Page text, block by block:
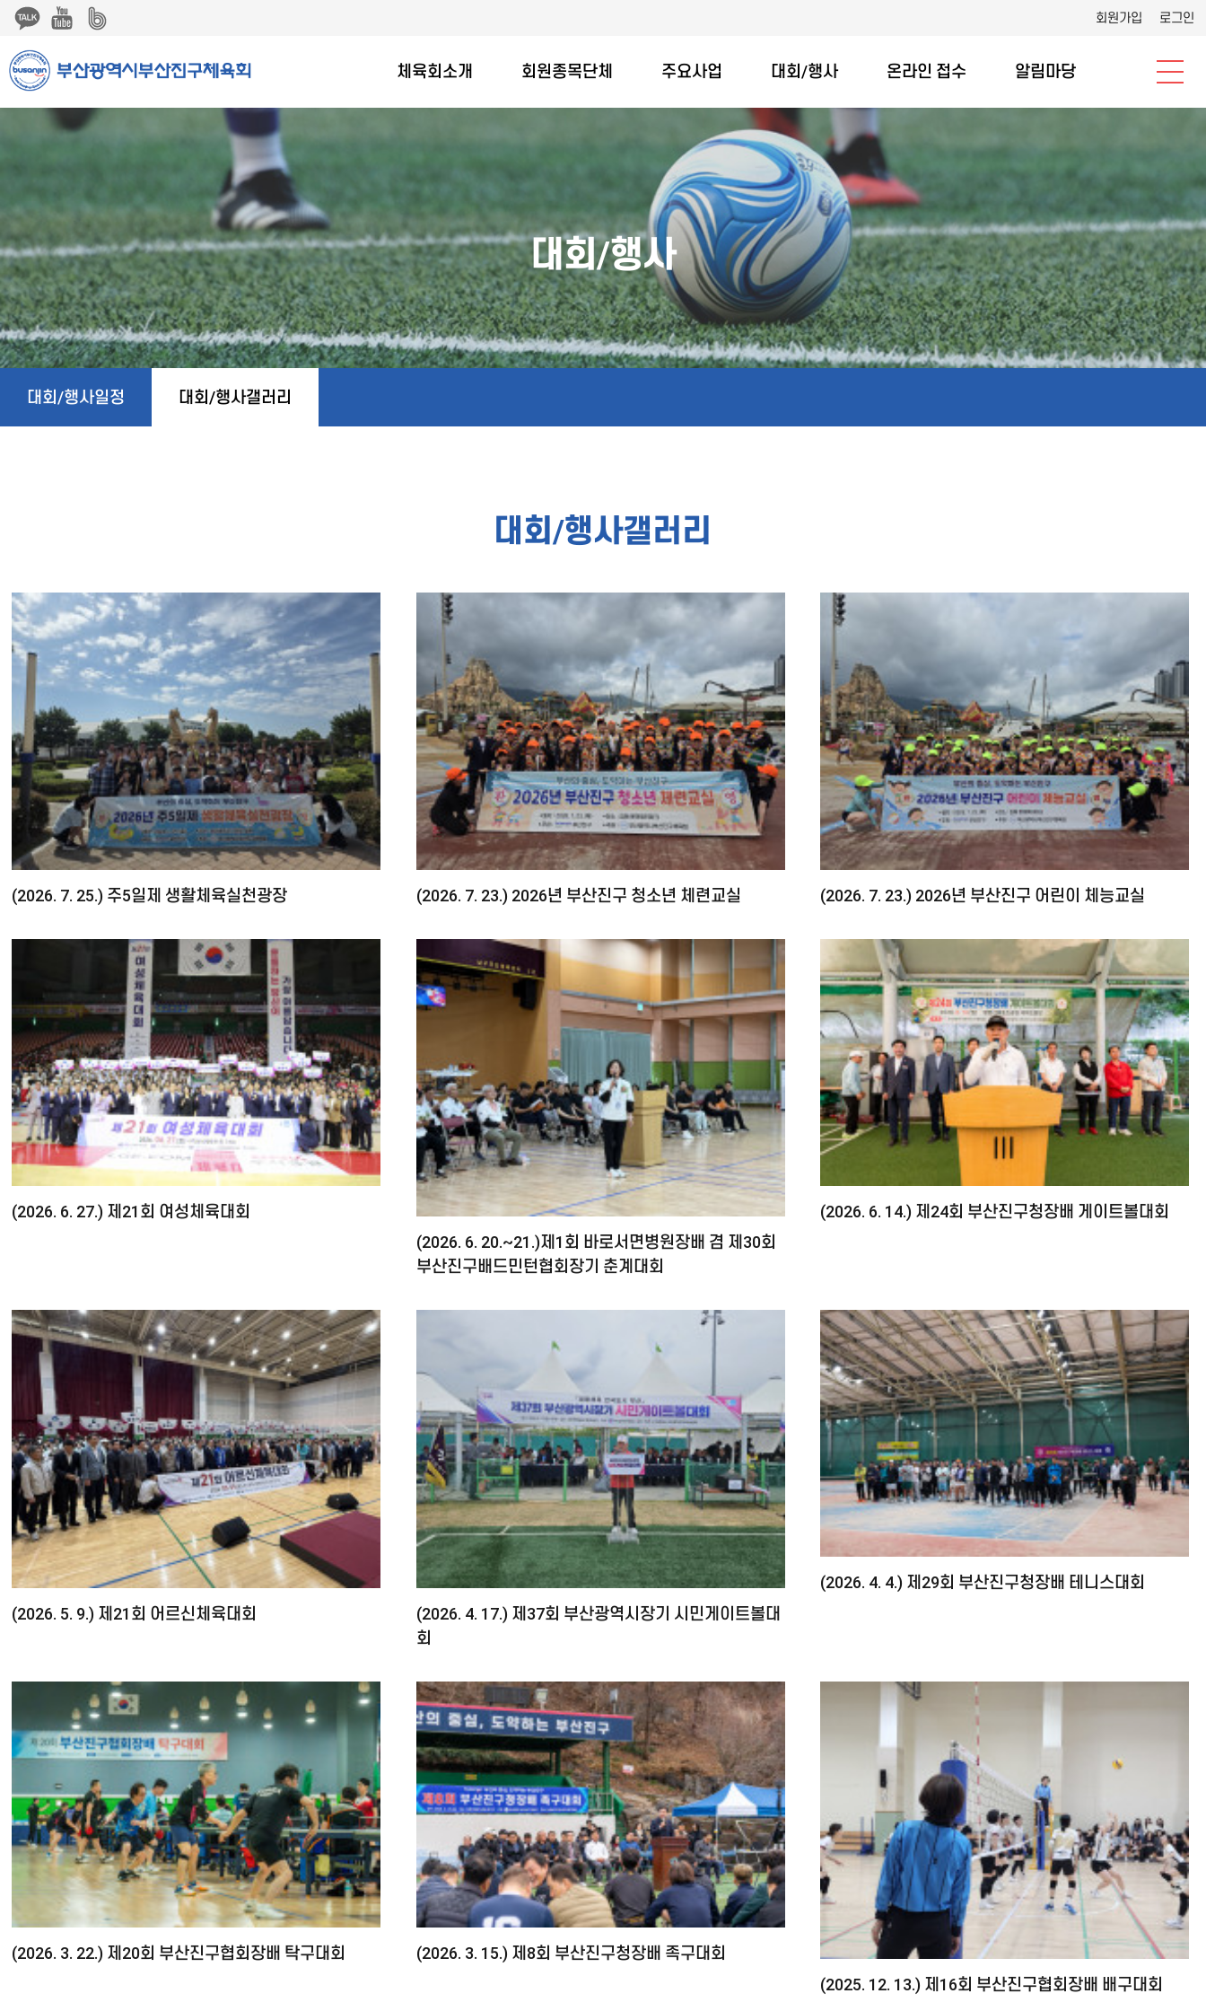
본문 바로가기 회원가입 로그인
체육회소개 회원종목단체 주요사업 대회/행사 온라인 접수 알림마당
string(9) "board.php" string(12) "photogallery" NULL
대회/행사
대회/행사일정 대회/행사갤러리
대회/행사갤러리
(2026. 7. 25.) 주5일제 생활체육실천광장 (2026. 7. 23.) 2026년 부산진구 청소년 체련교실 (2026. 7. 23.) 2026년 부산진구 어린이 체능교실
(2026. 6. 27.) 제21회 여성체육대회
(2026. 6. 20.~21.)제1회 바로서면병원장배 겸 제30회
부산진구배드민턴협회장기 춘계대회
(2026. 6. 14.) 제24회 부산진구청장배 게이트볼대회
(2026. 5. 9.) 제21회 어르신체육대회
(2026. 4. 17.) 제37회 부산광역시장기 시민게이트볼대
회
(2026. 4. 4.) 제29회 부산진구청장배 테니스대회
(2026. 3. 22.) 제20회 부산진구협회장배 탁구대회
(2026. 3. 15.) 제8회 부산진구청장배 족구대회
(2025. 12. 13.) 제16회 부산진구협회장배 배구대회